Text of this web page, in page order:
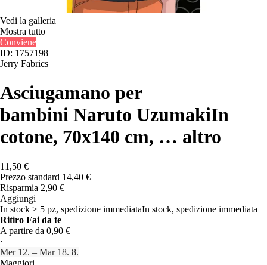
Vedi la galleria
Mostra tutto
Conviene
ID: 1757198
Jerry Fabrics
Asciugamano per
bambini Naruto UzumakiIn
cotone, 70x140 cm, … altro
11,50 €
Prezzo standard 14,40 €
Risparmia 2,90 €
Aggiungi
In stock > 5 pz, spedizione immediataIn stock, spedizione immediata
Ritiro Fai da te
A partire da 0,90 €
·
Mer 12. – Mar 18. 8.
Maggiori